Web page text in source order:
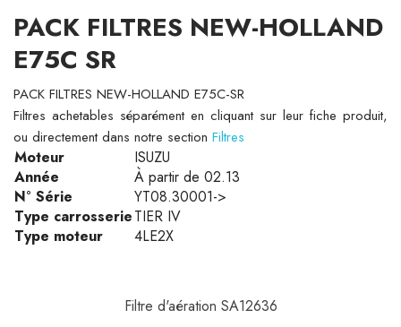
PACK FILTRES NEW-HOLLAND
E75C SR
PACK FILTRES NEW-HOLLAND E75C-SR
Filtres achetables séparément en cliquant sur leur fiche produit,
ou directement dans notre section Filtres
Moteur
ISUZU
Année
À partir de 02.13
N° Série
YT08.30001->
Type carrosserieTIER IV
Type moteur
4LE2X
Filtre d'aération SA12636